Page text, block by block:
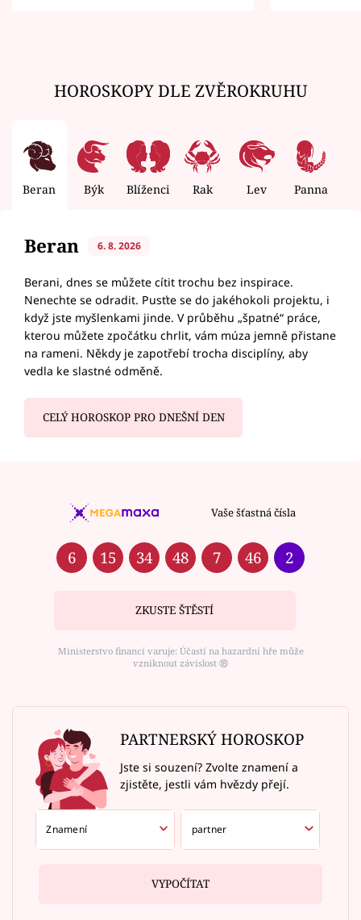
HOROSKOPY DLE ZVĚROKRUHU
Beran Býk Blíženci Rak Lev Panna
Beran 6. 8. 2026
Berani, dnes se můžete cítit trochu bez inspirace.
Nenechte se odradit. Pusťte se do jakéhokoli projektu, i
když jste myšlenkami jinde. V průběhu „špatné“ práce,
kterou můžete zpočátku chrlit, vám múza jemně přistane
na rameni. Někdy je zapotřebí trocha disciplíny, aby
vedla ke slastné odměně.
CELÝ HOROSKOP PRO DNEŠNÍ DEN
Vaše šťastná čísla
6 15 34 48 7 46 2
ZKUSTE ŠTĚSTÍ
Ministerstvo financí varuje: Účastí na hazardní hře může
vzniknout závislost ⑱
PARTNERSKÝ HOROSKOP
Jste si souzení? Zvolte znamení a
zjistěte, jestli vám hvězdy přejí.
VYPOČÍTAT